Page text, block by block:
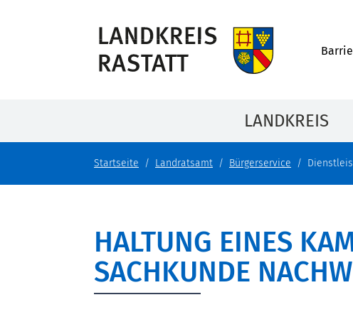
LANDKREIS
Startseite Landratsamt Bürgerservice
HALTUNG EINES
SACHKUNDE